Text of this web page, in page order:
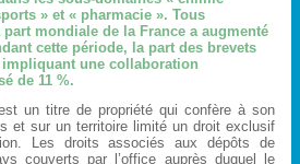
» et « pharmacie ». Tous
mondiale de la France a augmenté
cette période, la part des brevets
une collaboration
de 11 %.
un titre de propriété qui confère à son
et sur un territoire limité un droit exclusif
Les droits associés aux dépôts de
couverts par l’office auprès duquel le